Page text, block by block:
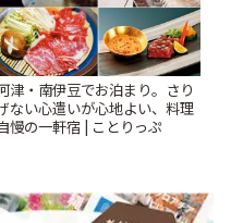
津・南伊豆でお泊まり。さり
ない心遣いが心地よい、料理
慢の一軒宿 | ことりっぷ